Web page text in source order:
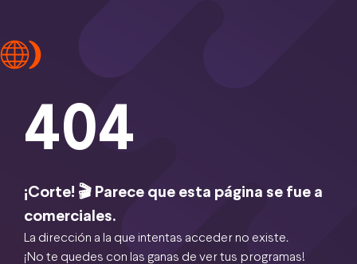
404
¡Corte! 🎬 Parece que esta página se fue a
comerciales.
La dirección a la que intentas acceder no existe.
¡No te quedes con las ganas de ver tus programas!